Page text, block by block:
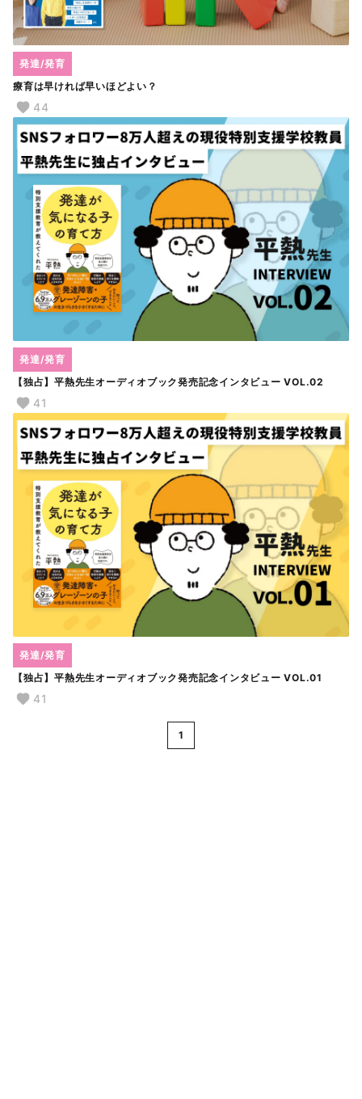
療育は早ければ早いほどよい？
発達/発育
44
【独占】平熱先生オーディオブック発売記念インタビュー VOL.02
発達/発育
41
【独占】平熱先生オーディオブック発売記念インタビュー VOL.01
発達/発育
41
1